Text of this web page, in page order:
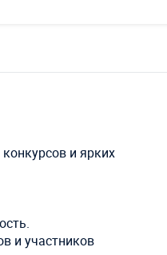
и ярких
и участников